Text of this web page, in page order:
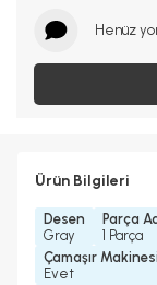
Henüz
Ürün Bilgileri
Desen
Gray
Parça
1 Parça
Çamaşır
Evet